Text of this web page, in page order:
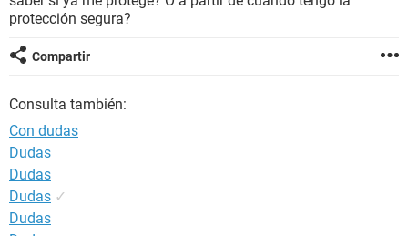
protección segura?
Compartir
Consulta también:
Con dudas
Dudas
Dudas
Dudas ✓
Dudas